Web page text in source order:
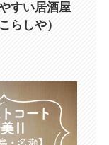
すい居酒屋
らしや）